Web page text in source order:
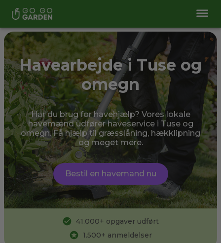
Havearbejde i Tuse og
omegn
Har du brug for havehjælp? Vores lokale
havemænd udfører haveservice i Tuse og
omegn. Få hjælp til græsslåning, hækklipning
og meget mere.
Bestil en havemand nu
41.000+ opgaver udført
1.500+ anmeldelser